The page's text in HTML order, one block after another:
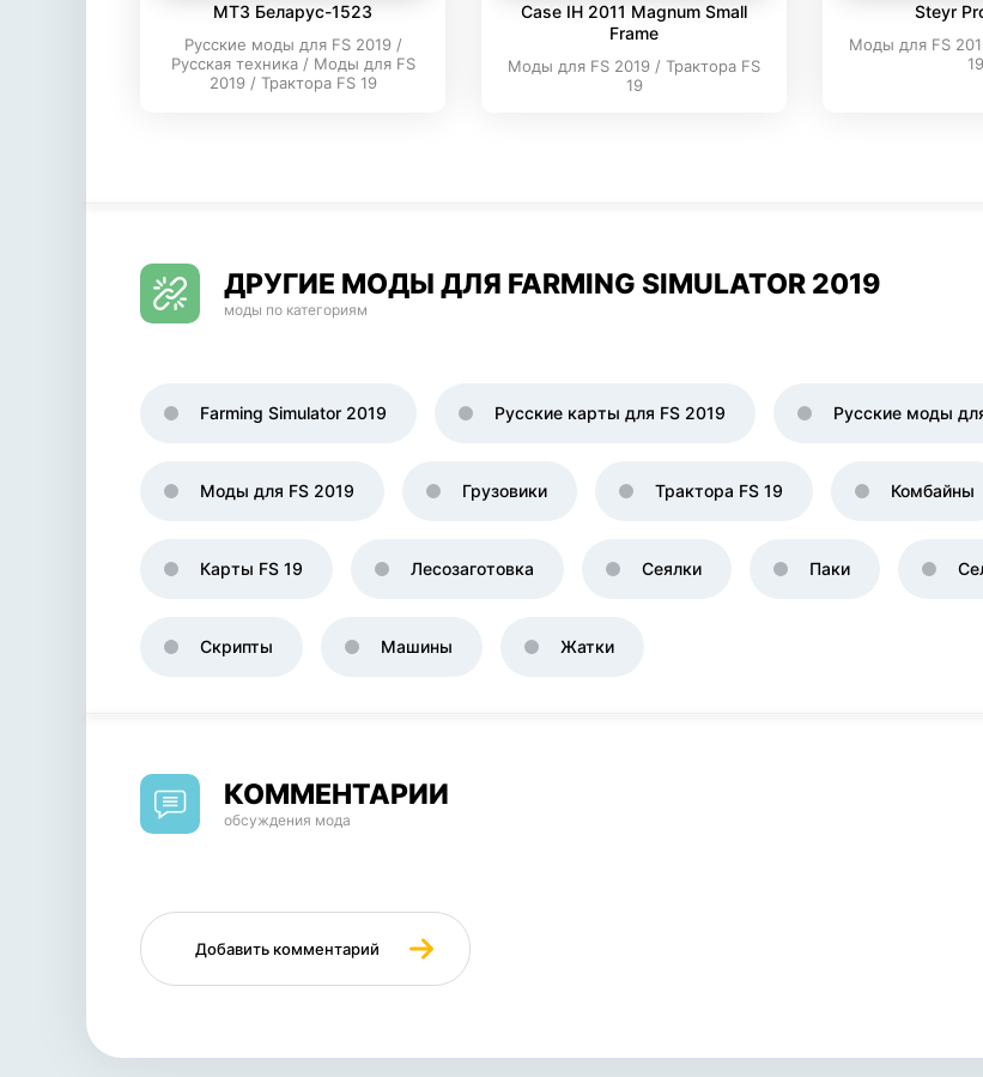
МТЗ Беларус-1523
Русские моды для FS 2019 /
Русская техника / Моды для FS
2019 / Трактора FS 19
Case IH 2011 Magnum Small
Frame
Моды для FS 2019 / Трактора FS
19
Steyr
Моды для FS
19
ДРУГИЕ МОДЫ ДЛЯ FARMING SIMULATOR 2019
моды по категориям
Farming Simulator 2019 Русские карты для FS 2019 Русские моды
Моды для FS 2019 Грузовики Трактора FS 19 Комбайны
Карты FS 19 Лесозаготовка Сеялки Паки
Скрипты Машины Жатки
КОММЕНТАРИИ
обсуждения мода
Добавить комментарий